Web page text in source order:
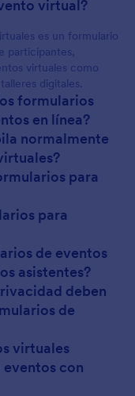
virtual?
es un formulario
participantes,
virtuales como
digitales.
formularios
en línea?
normalmente
para
para
de eventos
asistentes?
deben
de
virtuales
con